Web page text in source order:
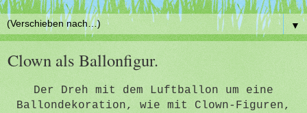
▼
Clown als Ballonfigur.
Der Dreh mit dem Luftballon um eine
Ballondekoration, wie mit Clown-Figuren,